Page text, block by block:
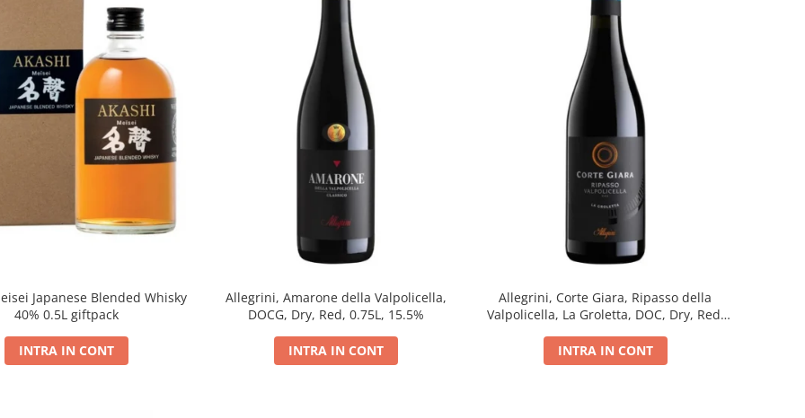
Japanese Blended Whisky
40% 0.5L giftpack
INTRA IN CONT
Allegrini, Amarone della Valpolicella,
DOCG, Dry, Red, 0.75L, 15.5%
INTRA IN CONT
Allegrini, Corte Giara, Ripasso della
Valpolicella, La Groletta, DOC, Dry, Red,
INTRA IN CONT